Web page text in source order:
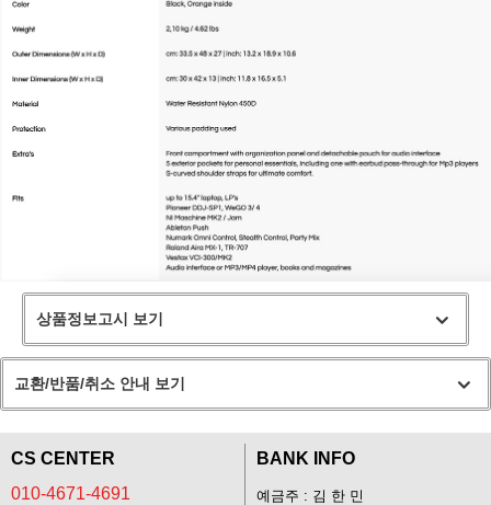
상품정보고시 보기
교환/반품/취소 안내 보기
CS CENTER
010-4671-4691
BANK INFO
예금주 : 김 한 민